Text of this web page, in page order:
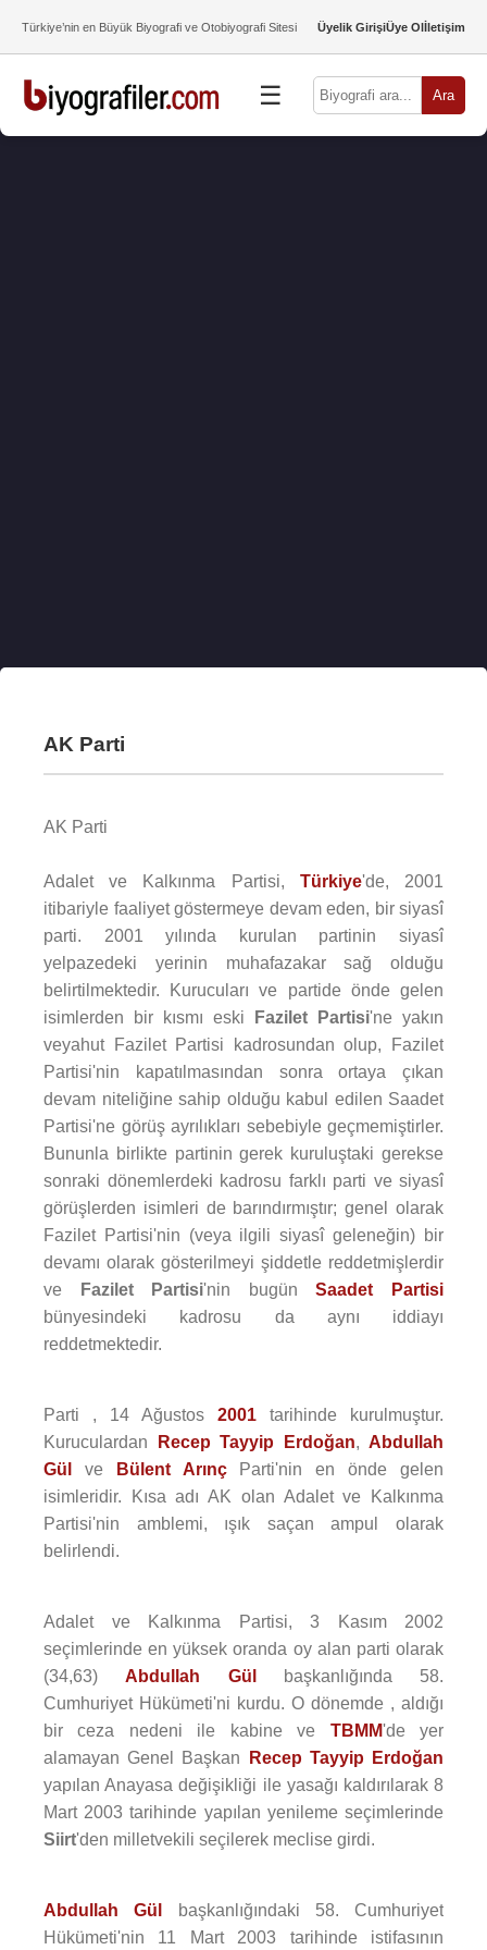
Türkiye’nin en Büyük Biyografi ve Otobiyografi Sitesi Üyelik GirişiÜye Olİletişim
☰ Ara
AK Parti
AK Parti
Adalet ve Kalkınma Partisi, Türkiye'de, 2001
itibariyle faaliyet göstermeye devam eden, bir siyasî
parti. 2001 yılında kurulan partinin siyasî
yelpazedeki yerinin muhafazakar sağ olduğu
belirtilmektedir. Kurucuları ve partide önde gelen
isimlerden bir kısmı eski
Fazilet Partisi'ne yakın
veyahut Fazilet Partisi kadrosundan olup, Fazilet
Partisi'nin kapatılmasından sonra ortaya çıkan
devam niteliğine sahip olduğu kabul edilen Saadet
Partisi'ne görüş ayrılıkları sebebiyle geçmemiştirler.
Bununla birlikte partinin gerek kuruluştaki gerekse
sonraki dönemlerdeki kadrosu farklı parti ve siyasî
görüşlerden isimleri de barındırmıştır; genel olarak
Fazilet Partisi'nin (veya ilgili siyasî geleneğin) bir
devamı olarak gösterilmeyi şiddetle reddetmişlerdir
ve
Fazilet Partisi'nin bugünSaadet Partisi
bünyesindeki kadrosu da aynı iddiayı
reddetmektedir.
Parti , 14 Ağustos 2001 tarihinde kurulmuştur.
Kuruculardan
Recep Tayyip Erdoğan, Abdullah
Gül
ve Bülent ArınçParti'nin en önde gelen
isimleridir. Kısa adı AK olan Adalet ve Kalkınma
Partisi'nin amblemi, ışık saçan ampul olarak
belirlendi.
Adalet ve Kalkınma Partisi, 3 Kasım 2002
seçimlerinde en yüksek oranda oy alan parti olarak
(34,63)Abdullah Gül
başkanlığında 58.
Cumhuriyet Hükümeti'ni kurdu. O dönemde , aldığı
bir ceza nedeni ile kabine ve TBMM'de yer
alamayan Genel Başkan
Recep Tayyip Erdoğan
yapılan Anayasa değişikliği ile yasağı kaldırılarak 8
Mart 2003 tarihinde yapılan yenileme seçimlerinde
Siirt'den milletvekili seçilerek meclise girdi.
Abdullah Gül
başkanlığındaki 58. Cumhuriyet
Hükümeti'nin 11 Mart 2003 tarihinde istifasının